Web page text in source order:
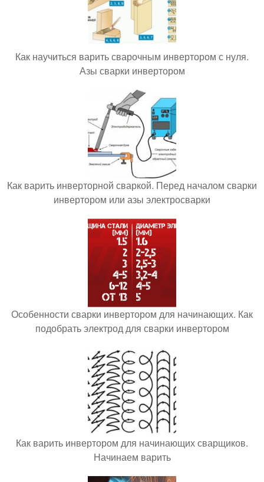
Как научиться варить сварочным инвертором с нуля.
Азы сварки инвертором
Как варить инверторной сваркой. Перед началом сварки
инвертором или азы электросварки
Особенности сварки инвертором для начинающих. Как
подобрать электрод для сварки инвертором
Как варить инвертором для начинающих сварщиков.
Начинаем варить